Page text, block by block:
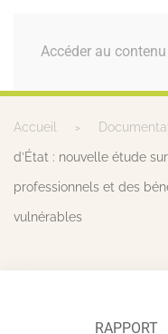
Accéder au
MENU
Accueil
d’État : nouvelle étude
professionnels et des
vulnérables
RAPPORT